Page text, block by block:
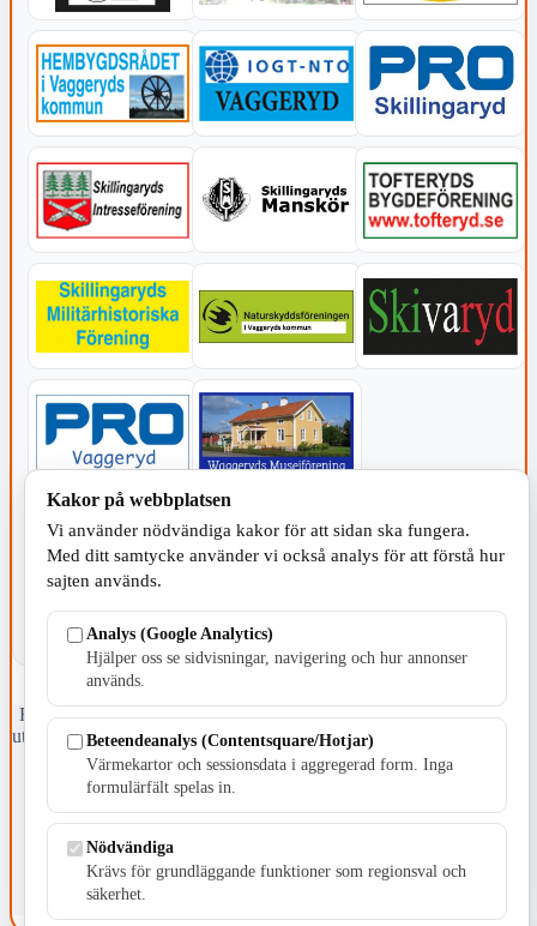
Fristående webbtidningsföretag grundat 1991 som sedan 2002 ger
ut tidningen Skillingaryd.nu och 2010 lanserades Värnamo.nu. Från
april 2026 omfattar Skillingaryd.nu tre kommuner: Gnosjö,
Värnamo och Vaggeryds kommun.
Kontakta oss
E-post: redaktionen@skillingaryd.nu
Postadress: Gisslaköp 1, 568 92 Skillingaryd
Kakor på webbplatsen
Vi använder nödvändiga kakor för att sidan ska fungera.
Med ditt samtycke använder vi också analys för att förstå hur
sajten används.
Analys (Google Analytics)
Hjälper oss se sidvisningar, navigering och hur annonser
används.
Beteendeanalys (Contentsquare/Hotjar)
Värmekartor och sessionsdata i aggregerad form. Inga
formulärfält spelas in.
Nödvändiga
Krävs för grundläggande funktioner som regionsval och
säkerhet.